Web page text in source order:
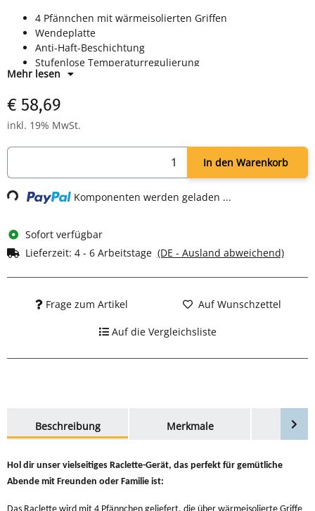
4 Pfännchen mit wärmeisolierten Griffen
Wendeplatte
Anti-Haft-Beschichtung
Stufenlose Temperaturregulierung
Leicht abnehmbare Teile
Rutschfeste Standfüße
Maße: H 133 x B 338 x T 258 mm
Mehr lesen
€ 58,69
inkl. 19% MwSt.
In den Warenkorb
Loading... Komponenten werden geladen ...
Sofort verfügbar
Lieferzeit: 4 - 6 Arbeitstage (DE - Ausland abweichend)
Frage zum Artikel Auf Wunschzettel
Auf die Vergleichsliste
Beschreibung
Merkmale
Hol dir unser vielseitiges Raclette-Gerät, das perfekt für gemütliche
Abende mit Freunden oder Familie ist:
Das Raclette wird mit 4 Pfännchen geliefert, die über wärmeisolierte Griffe